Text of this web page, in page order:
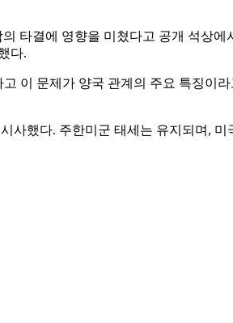
타결에 영향을 미쳤다고 공개 석상에
다.
이 문제가 양국 관계의 주요 특징이
했다. 주한미군 태세는 유지되며,